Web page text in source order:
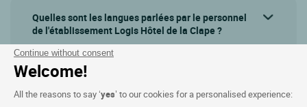
Continue without consent
Welcome!
All the reasons to say ‘yes’ to our cookies for a personalised experience:
Quelles sont les langues parlées par le personnel
de l'établissement Logis Hôtel de la Clape ?